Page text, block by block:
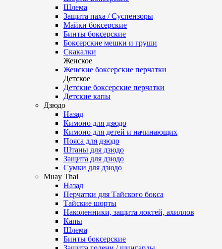
Шлема
Защита паха / Суспензоры
Майки боксерские
Бинты боксерские
Боксерские мешки и груши
Скакалки
Женское
Женские боксерские перчатки
Детское
Детские боксерские перчатки
Детские капы
Дзюдо
Назад
Кимоно для дзюдо
Кимоно для детей и начинающих
Пояса для дзюдо
Штаны для дзюдо
Защита для дзюдо
Сумки для дзюдо
Muay Thai
Назад
Перчатки для Тайского бокса
Тайские шорты
Наколенники, защита локтей, ахиллов
Капы
Шлема
Бинты боксерские